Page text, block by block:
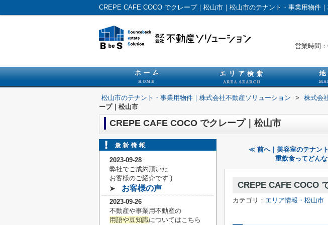
CREPE CAFE COCO でクレープ｜松山市｜松山市のテナント・事業用物件
営業時間
松山市のテナント・事業用物件｜株式会社不動産ソリューション > 株式会
ープ｜松山市
CREPE CAFE COCO でクレープ｜松山市
≪ 前へ｜美容室のテナン
重飲食ってどん
CREPE CAFE COCO
カテゴリ： エリア情報・松山市
2023-09-28
弊社でご成約頂いた
お客様のご紹介です:)
➤
お客様の声
2023-09-26
不動産や事業用不動産の
用語や豆知識についてはこちら